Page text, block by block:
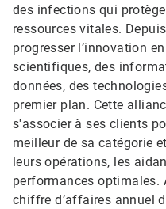
des infections qui
ressources vitales.
progresser l’innovation
scientifiques, des
données, des
premier plan. Cette
s'associer à ses clients
meilleur de sa catégorie
leurs opérations, les
performances optimales.
chiffre d’affaires annuel